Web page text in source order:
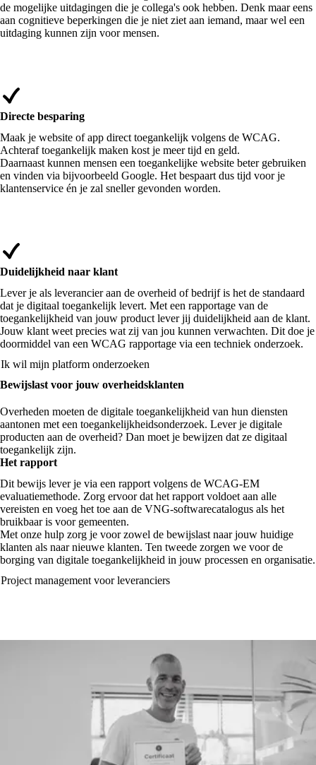
de mogelijke uitdagingen die je collega's ook hebben. Denk maar eens
aan cognitieve beperkingen die je niet ziet aan iemand, maar wel een
uitdaging kunnen zijn voor mensen.
Directe besparing
Maak je website of app direct toegankelijk volgens de WCAG.
Achteraf toegankelijk maken kost je meer tijd en geld.
Daarnaast kunnen mensen een toegankelijke website beter gebruiken
en vinden via bijvoorbeeld Google. Het bespaart dus tijd voor je
klantenservice én je zal sneller gevonden worden.
Duidelijkheid naar klant
Lever je als leverancier aan de overheid of bedrijf is het de standaard
dat je digitaal toegankelijk levert. Met een rapportage van de
toegankelijkheid van jouw product lever jij duidelijkheid aan de klant.
Jouw klant weet precies wat zij van jou kunnen verwachten. Dit doe je
doormiddel van een WCAG rapportage via een techniek onderzoek.
Ik wil mijn platform onderzoeken
Bewijslast voor jouw overheidsklanten
Overheden moeten de digitale toegankelijkheid van hun diensten
aantonen met een toegankelijkheidsonderzoek. Lever je digitale
producten aan de overheid? Dan moet je bewijzen dat ze digitaal
toegankelijk zijn.
Het rapport
Dit bewijs lever je via een rapport volgens de WCAG-EM
evaluatiemethode. Zorg ervoor dat het rapport voldoet aan alle
vereisten en voeg het toe aan de VNG-softwarecatalogus als het
bruikbaar is voor gemeenten.
Met onze hulp zorg je voor zowel de bewijslast naar jouw huidige
klanten als naar nieuwe klanten. Ten tweede zorgen we voor de
borging van digitale toegankelijkheid in jouw processen en organisatie.
Project management voor leveranciers